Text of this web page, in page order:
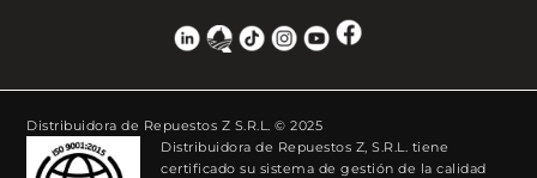
Distribuidora de Repuestos Z S.R.L. © 2025
Distribuidora de Repuestos Z, S.R.L. tiene
certificado su sistema de gestión de la calidad